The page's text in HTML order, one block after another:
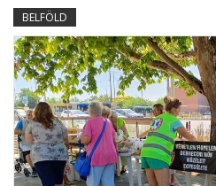
BELFÖLD